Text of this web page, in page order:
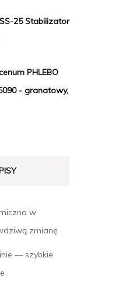
25 Stabilizator
PHLEBO
- granatowy,
w
zmianę
— szybkie